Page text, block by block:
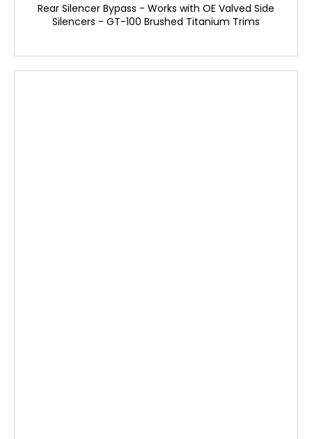
Rear Silencer Bypass - Works with OE Valved Side
Silencers - GT-100 Brushed Titanium Trims